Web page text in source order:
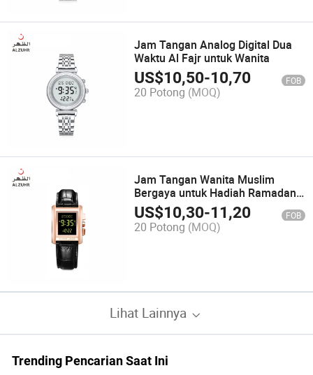
Jam Tangan Analog Digital Dua
Waktu Al Fajr untuk Wanita
US$10,50-10,70 FOB
20 Potong (MOQ)
Jam Tangan Wanita Muslim
Bergaya untuk Hadiah Ramadan
dengan Arah Qibla
US$10,30-11,20 FOB
20 Potong (MOQ)
Lihat Lainnya
Trending Pencarian Saat Ini